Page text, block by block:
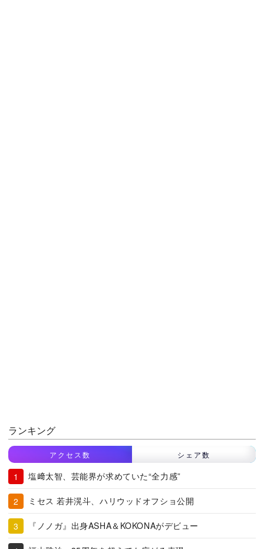
ランキング
アクセス数 シェア数
塩﨑太智、芸能界が求めていた“全力感”
ミセス 若井滉斗、ハリウッドオフショ公開
『ノノガ』出身ASHA＆KOKONAがデビュー